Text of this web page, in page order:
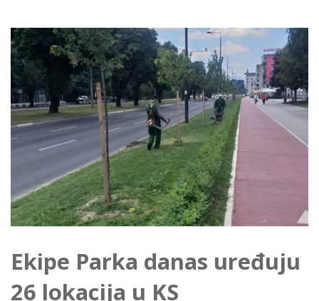
Ekipe Parka danas uređuju
26 lokacija u KS